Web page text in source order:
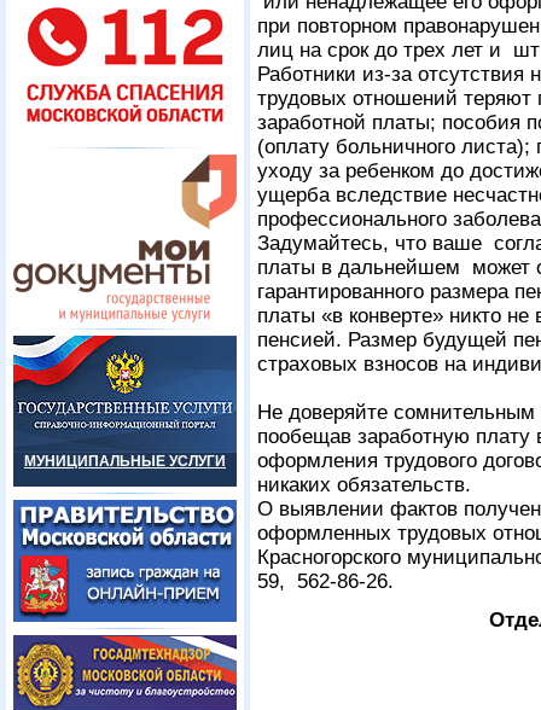
МУНИЦИПАЛЬНЫЕ УСЛУГИ
при повторном
лиц на срок до трех лет
Работники из-за
трудовых отношений теряют
заработной платы; пособия
(оплату больничного
уходу за ребенком до
ущерба вследствие
профессионального
Задумайтесь, что ваше
платы в дальнейшем может
гарантированного размера
платы «в конверте» никто
пенсией. Размер будущей
страховых взносов на
Не доверяйте
пообещав заработную плату
оформления трудового
никаких обязательств.
О выявлении фактов
оформленных трудовых
Красногорского
59, 562-86-26.